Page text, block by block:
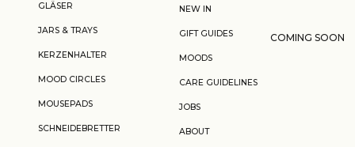
GLÄSER
JARS & TRAYS
KERZENHALTER
MOOD CIRCLES
MOUSEPADS
SCHNEIDEBRETTER
NEW IN
GIFT GUIDES
MOODS
CARE GUIDELINES
JOBS
ABOUT
COMING SOON